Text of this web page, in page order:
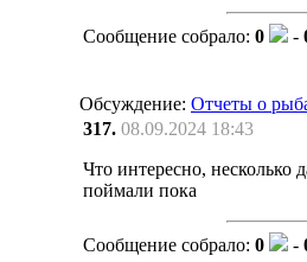
Сообщение собрало: 0 -
Обсуждение: Отчеты о
317. 08.09.2024 18:43
Что интересно, несколько
поймали пока
Сообщение собрало: 0 -